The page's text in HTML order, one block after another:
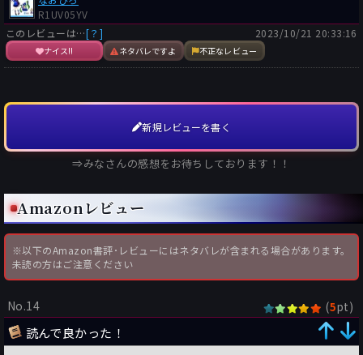
R1UV05YV
このレビューは…[？]
ナイス!! ネタバレですよ 不正なレビュー
2023/10/21 20:33:16
新規レビューを書く
⇒みなさんの感想をお待ちしております！！
Amazonレビュー
※以下のAmazon書評･レビューにはネタバレが含まれる場合があります。
未読の方はご注意ください
No.14 (5pt)
読んで良かった！